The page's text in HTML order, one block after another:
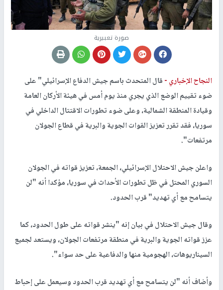
صورة تعبيرية
النجاح الإخباري -قال المتحدث باسم جيش الدفاع الإسرائيلي" على
ضوء تقييم الوضع الذي يجري منذ يوم أمس في هيئة الأركان العامة
وقيادة المنطقة الشمالية، وعلى ضوء تطورات الاقتتال الداخلي في
سوريا، فقد تقرر تعزيز القوات الجوية والبرية في قطاع الجولان
مرتفعات".
واعلن جيش الاحتلال الإسرائيلي، الجمعة، تعزيز قواته في الجولان
السوري المحتل في ظل تطورات الأحداث في سوريا، مؤكدا أنه "لن
يتسامح مع أي تهديد" قرب الحدود.
وقال جيش الاحتلال في بيان إنه "ينشر قواته على طول الحدود، كما
عزز قواته الجوية والبرية في منطقة مرتفعات الجولان، ويستعد لجميع
السيناريوهات، الهجومية منها والدفاعية على حد سواء".
وأضاف أنه "لن يتسامح مع أي تهديد قرب الحدود وسيعمل على إحباط